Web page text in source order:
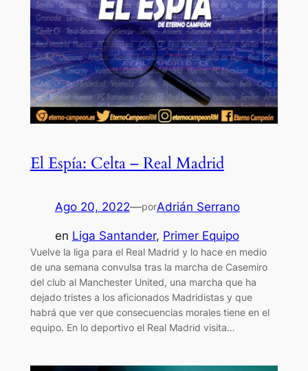
El Espía: Celta – Real Madrid
Ago 20, 2022—porAdrián Serrano
en Liga Santander, Primer Equipo
Vuelve la liga para el Real Madrid y lo hace en medio
de una semana convulsa tras la marcha de Casemiro
del club al Manchester United, una marcha que ha
dejado tristes a los aficionados Madridistas y que
habrá que ver que consecuencias morales tiene en el
equipo. En lo deportivo el Real Madrid visita…